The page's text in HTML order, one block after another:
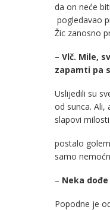
da on neće
pogledavao
Žic zanosno
– Vlč. Mile,
zapamti pa
Uslijedili su
od sunca.
slapovi
postalo
samo
– Neka
Popodne je